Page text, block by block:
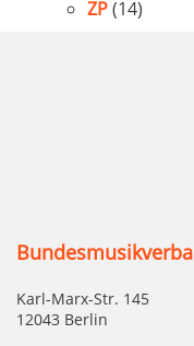
ZP(14)
Karl-Marx-Str. 145
12043 Berlin